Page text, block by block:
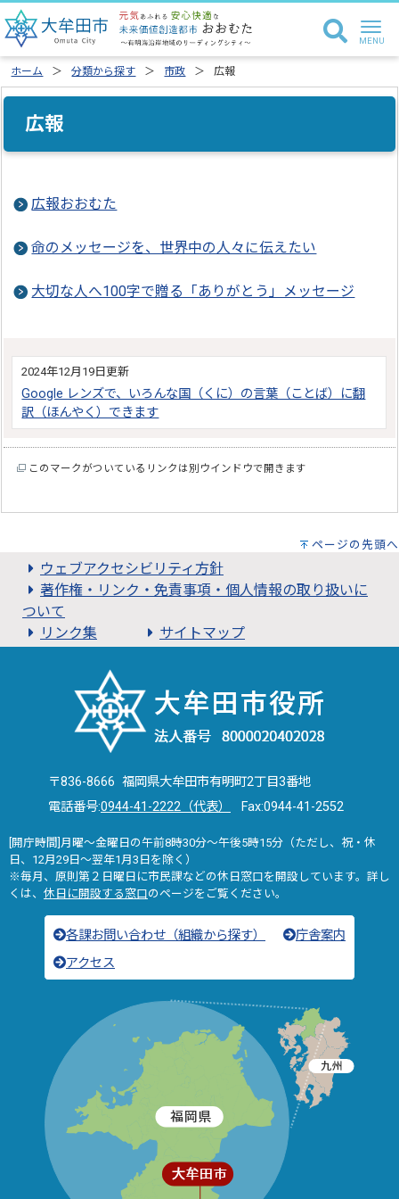
ホーム 分類から探す 市政 広報
広報
広報おおむた
命のメッセージを、世界中の人々に伝えたい
大切な人へ100字で贈る「ありがとう」メッセージ
2024年12月19日更新
Google レンズで、いろんな国（くに）の言葉（ことば）に翻
訳（ほんやく）できます
このマークがついているリンクは別ウインドウで開きます
ページの先頭へ
ウェブアクセシビリティ方針
著作権・リンク・免責事項・個人情報の取り扱いに
ついて
リンク集
サイトマップ
〒836-8666 福岡県大牟田市有明町2丁目3番地
電話番号:0944-41-2222（代表） Fax:0944-41-2552
[開庁時間]月曜～金曜日の午前8時30分～午後5時15分（ただし、祝・休
日、12月29日～翌年1月3日を除く）
※毎月、原則第２日曜日に市民課などの休日窓口を開設しています。詳し
くは、 休日に開設する窓口のページをご覧ください。
各課お問い合わせ（組織から探す）
庁舎案内
アクセス